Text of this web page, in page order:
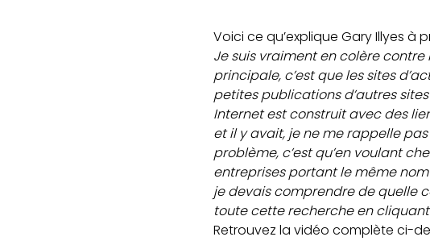
Voici ce qu’explique Gary Illyes à
Je suis vraiment en colère contre
principale, c’est que les sites
petites publications d’autres
Internet est construit avec des
et il y avait, je ne me rappelle
problème, c’est qu’en voulant
entreprises portant le même
je devais comprendre de quelle
toute cette recherche en
Retrouvez la vidéo complète ci-